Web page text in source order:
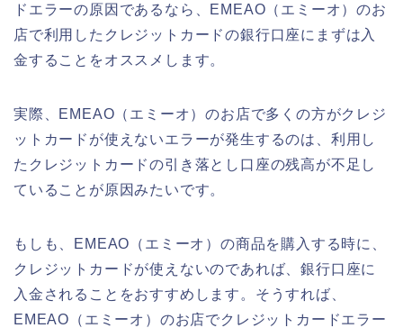
ドエラーの原因であるなら、EMEAO（エミーオ）のお
店で利用したクレジットカードの銀行口座にまずは入
金することをオススメします。
実際、EMEAO（エミーオ）のお店で多くの方がクレジ
ットカードが使えないエラーが発生するのは、利用し
たクレジットカードの引き落とし口座の残高が不足し
ていることが原因みたいです。
もしも、EMEAO（エミーオ）の商品を購入する時に、
クレジットカードが使えないのであれば、銀行口座に
入金されることをおすすめします。そうすれば、
EMEAO（エミーオ）のお店でクレジットカードエラー